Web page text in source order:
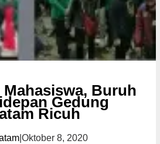
Buruh
Gedung
Ricuh
| Oktober 8, 2020o